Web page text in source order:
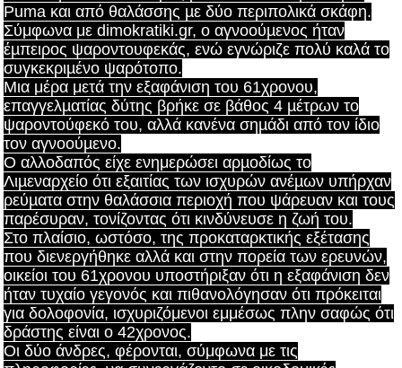
Puma και από θαλάσσης µε δύο περιπολικά σκάφη.
Σύμφωνα με dimokratiki.gr, ο αγνοούµενος ήταν
έµπειρος ψαροντουφεκάς, ενώ εγνώριζε πολύ καλά το
συγκεκριµένο ψαρότοπο.
Μια μέρα μετά την εξαφάνιση του 61χρονου,
επαγγελµατίας δύτης βρήκε σε βάθος 4 µέτρων το
ψαροντούφεκό του, αλλά κανένα σηµάδι από τον ίδιο
τον αγνοούµενο.
Ο αλλοδαπός είχε ενημερώσει αρµοδίως το
Λιµεναρχείο ότι εξαιτίας των ισχυρών ανέµων υπήρχαν
ρεύµατα στην θαλάσσια περιοχή που ψάρευαν και τους
παρέσυραν, τονίζοντας ότι κινδύνευσε η ζωή του.
Στο πλαίσιο, ωστόσο, της προκαταρκτικής εξέτασης
που διενεργήθηκε αλλά και στην πορεία των ερευνών,
οικείοι του 61χρονου υποστήριξαν ότι η εξαφάνιση δεν
ήταν τυχαίο γεγονός και πιθανολόγησαν ότι πρόκειται
για δολοφονία, ισχυριζόμενοι εμμέσως πλην σαφώς ότι
δράστης είναι ο 42χρονος.
Οι δύο άνδρες, φέρονται, σύμφωνα με τις